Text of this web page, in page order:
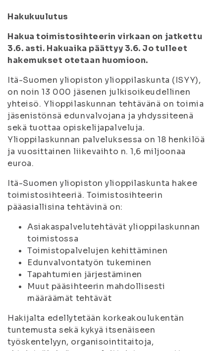
Hakukuulutus
Hakua toimistosihteerin virkaan on jatkettu
3.6. asti. Hakuaika päättyy 3.6. Jo tulleet
hakemukset otetaan huomioon.
Itä-Suomen yliopiston ylioppilaskunta (ISYY),
on noin 13 000 jäsenen julkisoikeudellinen
yhteisö. Ylioppilaskunnan tehtävänä on toimia
jäsenistönsä edunvalvojana ja yhdyssiteenä
sekä tuottaa opiskelijapalveluja.
Ylioppilaskunnan palveluksessa on 18 henkilöä
ja vuosittainen liikevaihto n. 1,6 miljoonaa
euroa.
Itä-Suomen yliopiston ylioppilaskunta hakee
toimistosihteeriä. Toimistosihteerin
pääasiallisina tehtävinä on:
Asiakaspalvelutehtävät ylioppilaskunnan
toimistossa
Toimistopalvelujen kehittäminen
Edunvalvontatyön tukeminen
Tapahtumien järjestäminen
Muut pääsihteerin mahdollisesti
määräämät tehtävät
Hakijalta edellytetään korkeakoulukentän
tuntemusta sekä kykyä itsenäiseen
työskentelyyn, organisointitaitoja,